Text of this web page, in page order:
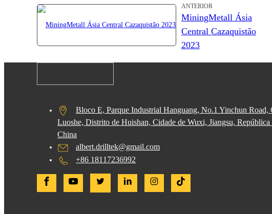
ANTERIOR
MiningMetall Ásia
Central Cazaquistão
2023
Bloco E, Parque Industrial Hanguang, No.1 Yinchun Road,
Luoshe, Distrito de Huishan, Cidade de Wuxi, Jiangsu, República
China
albert.drilltek@gmail.com
+86 18117236992